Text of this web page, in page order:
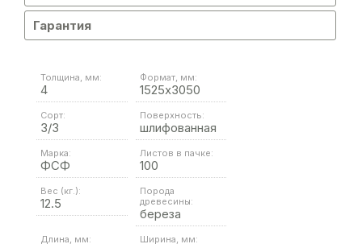
Гарантия
Толщина, мм:
4
Формат, мм:
1525х3050
Сорт:
3/3
Поверхность:
шлифованная
Марка:
ФСФ
Листов в пачке:
100
Вес (кг.):
12.5
Порода
древесины:
береза
Длина, мм: Ширина, мм: